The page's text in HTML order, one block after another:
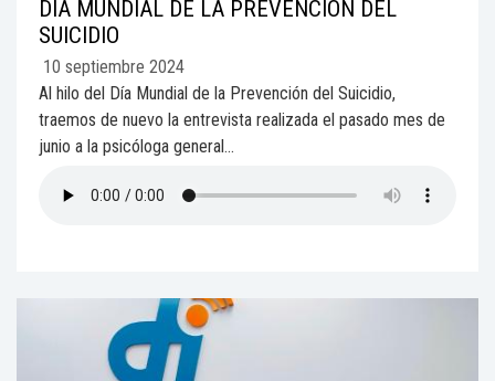
DÍA MUNDIAL DE LA PREVENCIÓN DEL
SUICIDIO
10 septiembre 2024
Al hilo del Día Mundial de la Prevención del Suicidio,
traemos de nuevo la entrevista realizada el pasado mes de
junio a la psicóloga general...